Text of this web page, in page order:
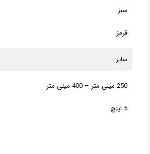
سبز
قرمز
سایز
250 میلی متر – 400 میلی متر
5 اینچ